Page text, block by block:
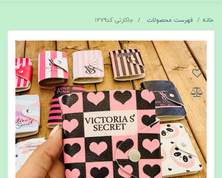
خانه فهرست محصولات جاکارتی کد۱۲۷۹